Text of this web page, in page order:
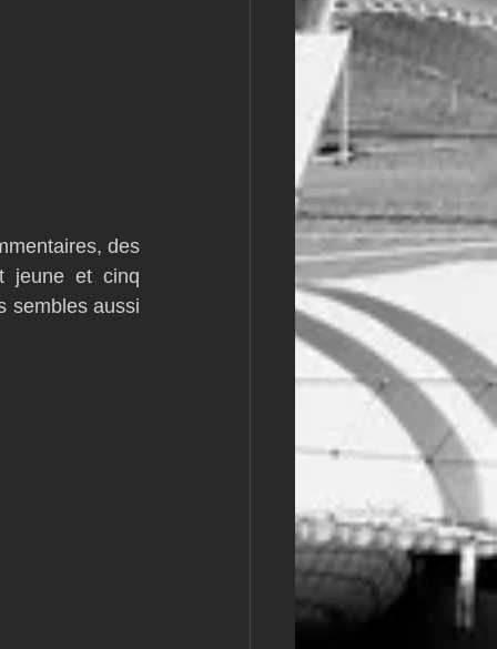
des
jeune et cinq
sembles aussi